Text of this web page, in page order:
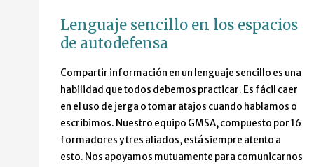
Lenguaje sencillo en los espacios
de autodefensa
Compartir información en un lenguaje sencillo es una
habilidad que todos debemos practicar. Es fácil caer
en el uso de jerga o tomar atajos cuando hablamos o
escribimos. Nuestro equipo GMSA, compuesto por 16
formadores y tres aliados, está siempre atento a
esto. Nos apoyamos mutuamente para comunicarnos